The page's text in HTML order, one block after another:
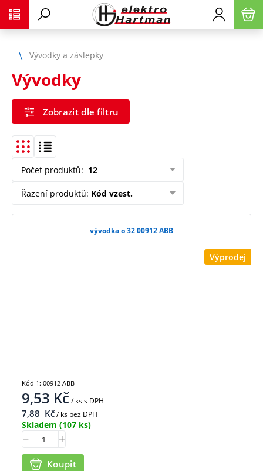
Vývodky a záslepky
Vývodky
Zobrazit dle filtru
Počet produktů: 12
Řazení produktů: Kód vzest.
Výprodej
vývodka o 32 00912 ABB
9,53 Kč/ kss DPH
7,88 Kč/ ks bez DPH
Skladem (107 ks)
Koupit
Kód 1: 00912 ABB